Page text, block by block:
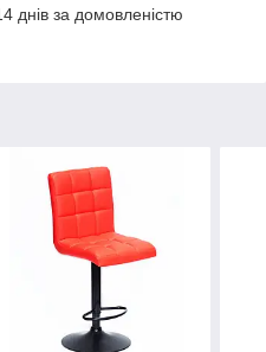
днів за домовленістю